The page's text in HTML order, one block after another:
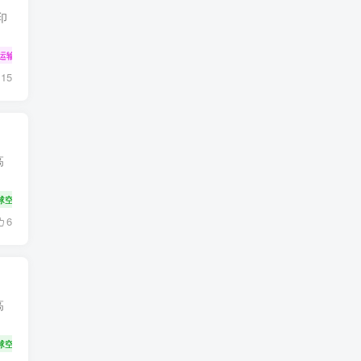
输
15
运货代专线
6
运货代专线